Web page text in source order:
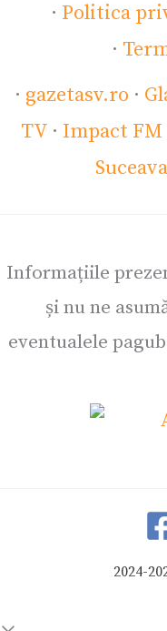
· Politica
·
· gazetasv.ro ·
TV · Impact FM
Informațiile
și nu ne
eventualele
2024-